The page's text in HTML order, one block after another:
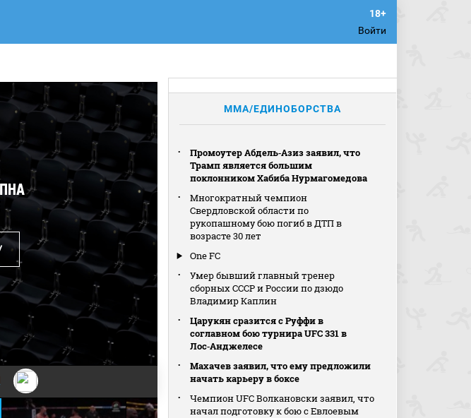
Войти
MMA/ЕДИНОБОРСТВА
Промоутер Абдель‑Азиз заявил, что
Трамп является большим
поклонником Хабиба Нурмагомедова
Многократный чемпион
Свердловской области по
рукопашному бою погиб в ДТП в
возрасте 30 лет
One FC
Умер бывший главный тренер
сборных СССР и России по дзюдо
Владимир Каплин
Царукян сразится с Руффи в
соглавном бою турнира UFC 331 в
Лос‑Анджелесе
Махачев заявил, что ему предложили
начать карьеру в боксе
Чемпион UFC Волкановски заявил, что
начал подготовку к бою с Евлоевым